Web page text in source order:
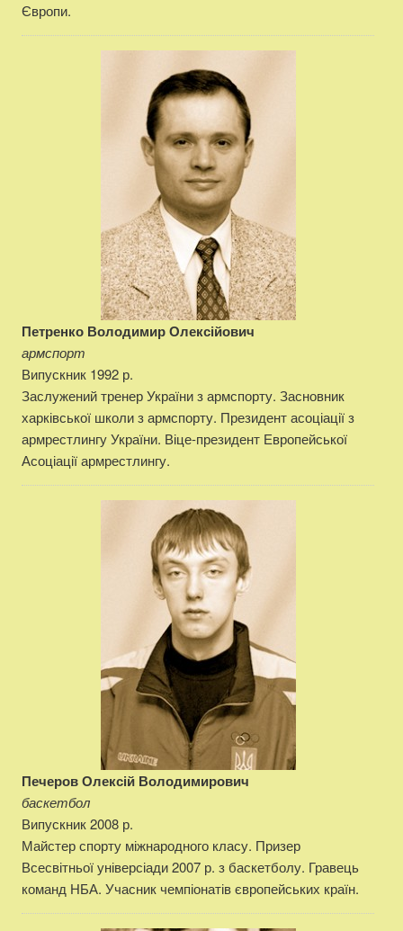
Європи.
Петренко Володимир Олексійович
армспорт
Випускник 1992 р.
Заслужений тренер України з армспорту. Засновник
харківської школи з армспорту. Президент асоціації з
армрестлингу України. Віце-президент Европейської
Асоціації армрестлингу.
Печеров Олексій Володимирович
баскетбол
Випускник 2008 р.
Майстер спорту міжнародного класу. Призер
Всесвітньої універсіади 2007 р. з баскетболу. Гравець
команд НБА. Учасник чемпіонатів європейських країн.